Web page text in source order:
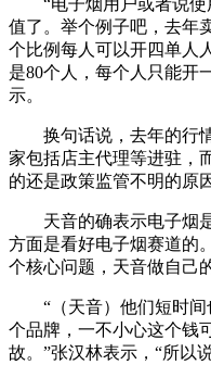
“电子烟用户或者说
值了。举个例子吧，去年
个比例每人可以开四单人
是80个人，每个人只能开
示。
换句话说，去年的行
家包括店主代理等进驻，
的还是政策监管不明的原
天音的确表示电子烟
方面是看好电子烟赛道的
个核心问题，天音做自己
“（天音）他们短时
个品牌，一不小心这个钱
故。”张汉林表示，“所以